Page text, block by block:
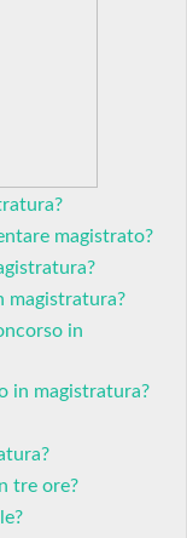
magistrato?
magistratura?
in
in magistratura?
tre ore?